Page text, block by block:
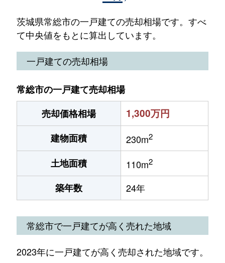
茨城県常総市の一戸建ての売却相場です。すべ
て中央値をもとに算出しています。
一戸建ての売却相場
常総市の一戸建て売却相場
売却価格相場
1,300万円
建物面積 230m2
土地面積 110m2
築年数 24年
常総市で一戸建てが高く売れた地域
2023年に一戸建てが高く売却された地域です。